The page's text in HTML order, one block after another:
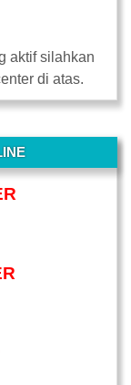
aktif silahkan
di atas.